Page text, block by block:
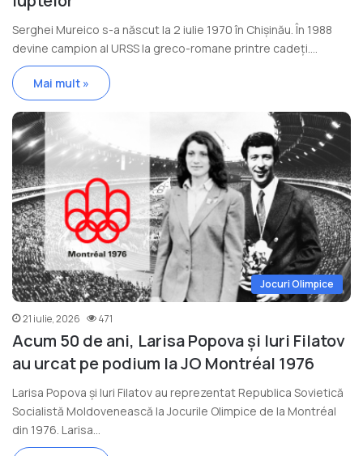
Serghei Mureico s-a născut la 2 iulie 1970 în Chișinău. În 1988
devine campion al URSS la greco-romane printre cadeți.…
Mai mult »
Jocuri Olimpice
21 iulie, 2026 471
Acum 50 de ani, Larisa Popova și Iuri Filatov
au urcat pe podium la JO Montréal 1976
Larisa Popova și Iuri Filatov au reprezentat Republica Sovietică
Socialistă Moldovenească la Jocurile Olimpice de la Montréal
din 1976. Larisa…